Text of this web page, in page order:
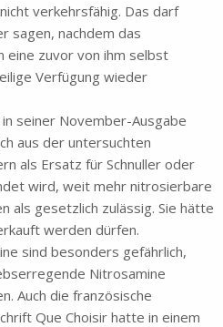
verkehrsfähig. Das darf
sagen, nachdem das
eine zuvor von ihm selbst
Verfügung wieder
seiner November-Ausgabe
aus der untersuchten
als Ersatz für Schnuller oder
wird, weit mehr nitrosierbare
als gesetzlich zulässig. Sie hätte
werden dürfen.
sind besonders gefährlich,
Nitrosamine
Auch die französische
Que Choisir hatte in einem